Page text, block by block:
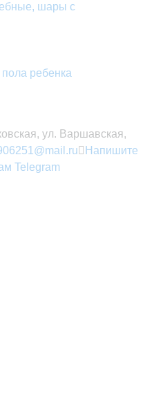
шары с
ребенка
ул. Варшавская,
Напишите
Telegram